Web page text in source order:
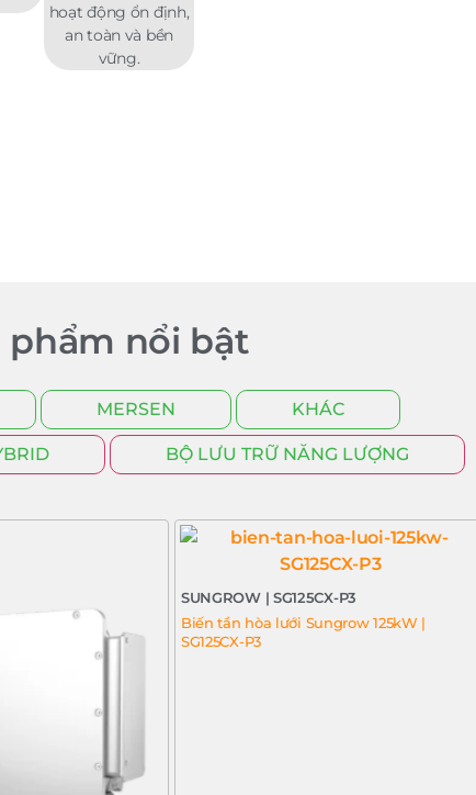
hoạt động ổn định,
an toàn và bền
vững.
phẩm nổi bật
MERSEN KHÁC
BỘ LƯU TRỮ NĂNG LƯỢNG
SUNGROW | SG125CX-P3
Biến tần hòa lưới Sungrow 125kW |
SG125CX-P3